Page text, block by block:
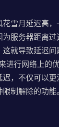
雪月延迟高
服务器距离
就导致延迟
进行网络上的
，不仅可以
制解除的功能。